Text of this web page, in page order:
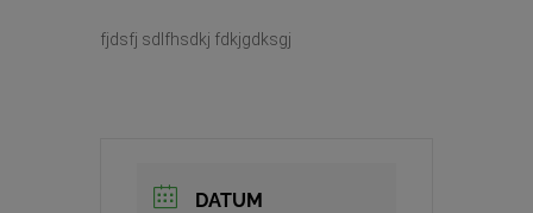
fjdsfj sdlfhsdkj fdkjgdksgj
DATUM